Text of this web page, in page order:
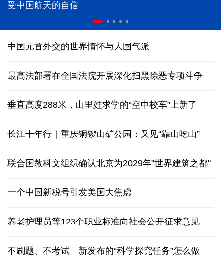
受中国航天的自信
中国元首外交的世界情怀与大国气派
最高法部署在全国法院开展深化扫黑除恶专项斗争
垂直高度288米，山里娃求学的“空中校车”上新了
长江十年行｜重庆铜锣山矿公园：又见“靠山吃山”
联合国教科文组织确认北京为2029年"世界建筑之都"
一个中国新税号引发美国大焦虑
养老护理员等123个职业标准向社会公开征求意见
不刷题、不考试！新发布的“科学探究任务”怎么做